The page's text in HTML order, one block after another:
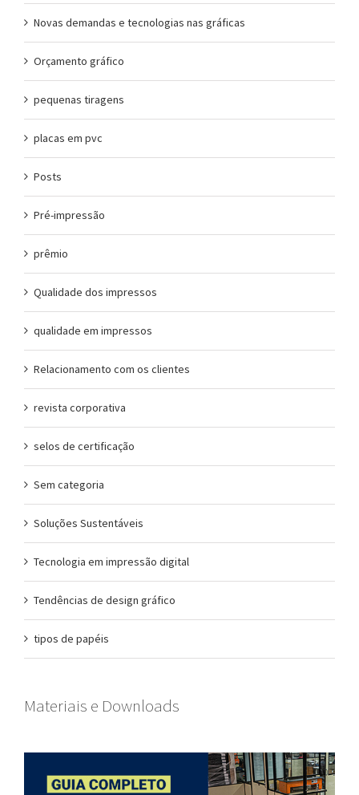
Novas demandas e tecnologias nas gráficas
Orçamento gráfico
pequenas tiragens
placas em pvc
Posts
Pré-impressão
prêmio
Qualidade dos impressos
qualidade em impressos
Relacionamento com os clientes
revista corporativa
selos de certificação
Sem categoria
Soluções Sustentáveis
Tecnologia em impressão digital
Tendências de design gráfico
tipos de papéis
Materiais e Downloads